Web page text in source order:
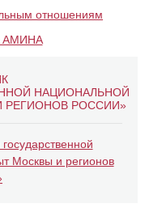
НАЦИОНАЛЬНОЙ
РОССИИ»